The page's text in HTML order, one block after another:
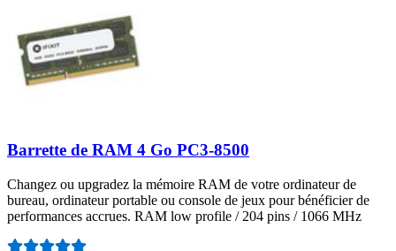
Barrette de RAM 4 Go PC3-8500
Changez ou upgradez la mémoire RAM de votre ordinateur de
bureau, ordinateur portable ou console de jeux pour bénéficier de
performances accrues. RAM low profile / 204 pins / 1066 MHz